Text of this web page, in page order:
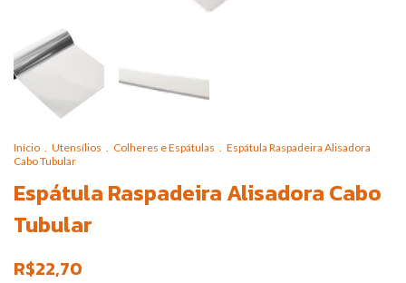
Início Utensílios Colheres e Espátulas
Espátula Raspadeira Alisadora
Cabo Tubular
Espátula Raspadeira Alisadora Cabo
Tubular
R$22,70